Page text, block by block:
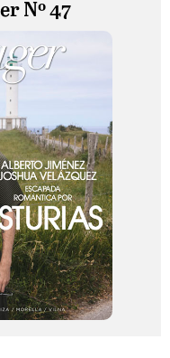
Nº 47